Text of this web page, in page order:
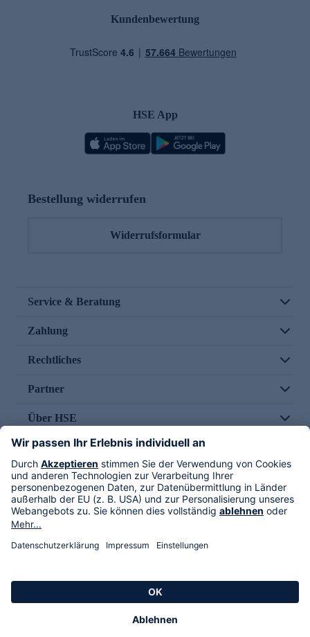
Kundenbewertung
HSE App
Bestellung widerrufen
Widerrufsformular
Service & Beratung
Zahlung
Rechtliches
Partner
Über HSE
Im TV
HSE International